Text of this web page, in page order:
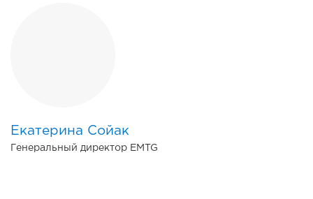
Екатерина Сойак
Генеральный директор EMTG